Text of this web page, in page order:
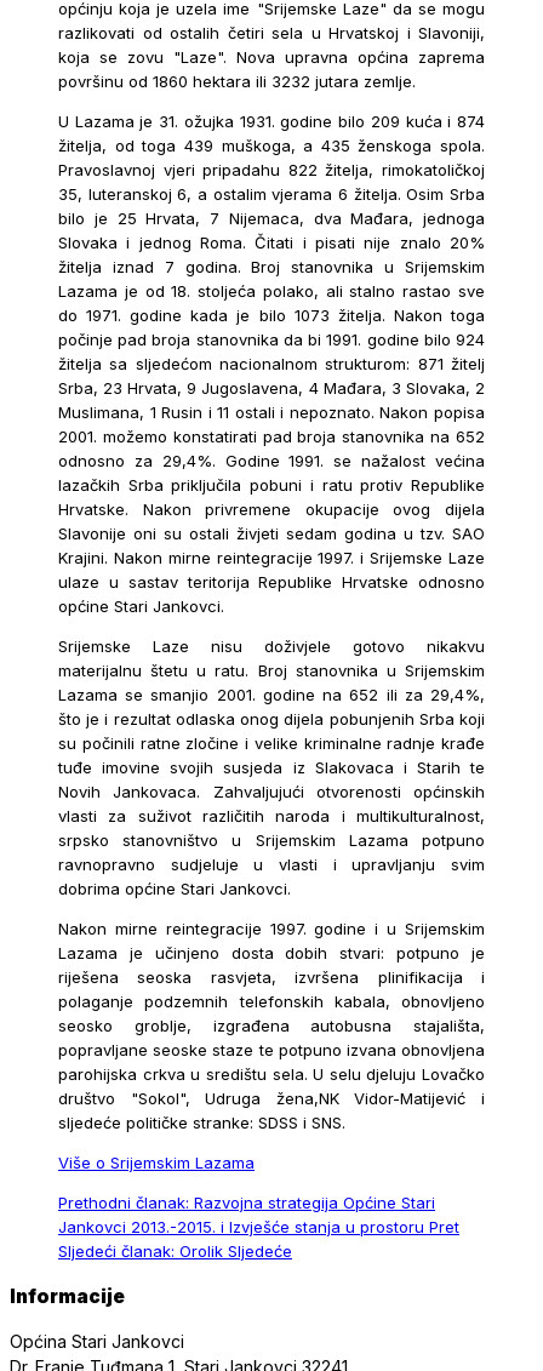
općinju koja je uzela ime "Srijemske Laze" da se mogu
razlikovati od ostalih četiri sela u Hrvatskoj i Slavoniji,
koja se zovu "Laze". Nova upravna općina zaprema
površinu od 1860 hektara ili 3232 jutara zemlje.
U Lazama je 31. ožujka 1931. godine bilo 209 kuća i 874
žitelja, od toga 439 muškoga, a 435 ženskoga spola.
Pravoslavnoj vjeri pripadahu 822 žitelja, rimokatoličkoj
35, luteranskoj 6, a ostalim vjerama 6 žitelja. Osim Srba
bilo je 25 Hrvata, 7 Nijemaca, dva Mađara, jednoga
Slovaka i jednog Roma. Čitati i pisati nije znalo 20%
žitelja iznad 7 godina. Broj stanovnika u Srijemskim
Lazama je od 18. stoljeća polako, ali stalno rastao sve
do 1971. godine kada je bilo 1073 žitelja. Nakon toga
počinje pad broja stanovnika da bi 1991. godine bilo 924
žitelja sa sljedećom nacionalnom strukturom: 871 žitelj
Srba, 23 Hrvata, 9 Jugoslavena, 4 Mađara, 3 Slovaka, 2
Muslimana, 1 Rusin i 11 ostali i nepoznato. Nakon popisa
2001. možemo konstatirati pad broja stanovnika na 652
odnosno za 29,4%. Godine 1991. se nažalost većina
lazačkih Srba priključila pobuni i ratu protiv Republike
Hrvatske. Nakon privremene okupacije ovog dijela
Slavonije oni su ostali živjeti sedam godina u tzv. SAO
Krajini. Nakon mirne reintegracije 1997. i Srijemske Laze
ulaze u sastav teritorija Republike Hrvatske odnosno
općine Stari Jankovci.
Srijemske Laze nisu doživjele gotovo nikakvu
materijalnu štetu u ratu. Broj stanovnika u Srijemskim
Lazama se smanjio 2001. godine na 652 ili za 29,4%,
što je i rezultat odlaska onog dijela pobunjenih Srba koji
su počinili ratne zločine i velike kriminalne radnje krađe
tuđe imovine svojih susjeda iz Slakovaca i Starih te
Novih Jankovaca. Zahvaljujući otvorenosti općinskih
vlasti za suživot različitih naroda i multikulturalnost,
srpsko stanovništvo u Srijemskim Lazama potpuno
ravnopravno sudjeluje u vlasti i upravljanju svim
dobrima općine Stari Jankovci.
Nakon mirne reintegracije 1997. godine i u Srijemskim
Lazama je učinjeno dosta dobih stvari: potpuno je
riješena seoska rasvjeta, izvršena plinifikacija i
polaganje podzemnih telefonskih kabala, obnovljeno
seosko groblje, izgrađena autobusna stajališta,
popravljane seoske staze te potpuno izvana obnovljena
parohijska crkva u središtu sela. U selu djeluju Lovačko
društvo "Sokol", Udruga žena,NK Vidor-Matijević i
sljedeće političke stranke: SDSS i SNS.
Više o Srijemskim Lazama
Prethodni članak: Razvojna strategija Općine Stari
Jankovci 2013.-2015. i Izvješće stanja u prostoru Pret
Sljedeći članak: Orolik Sljedeće
Informacije
Općina Stari Jankovci
Dr. Franje Tuđmana 1, Stari Jankovci 32241